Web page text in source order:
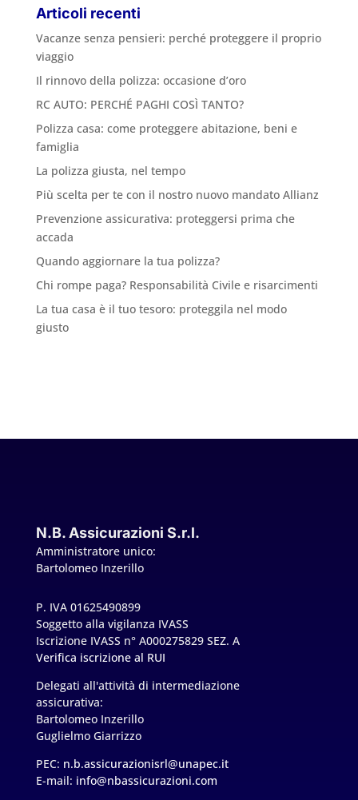
Articoli recenti
Vacanze senza pensieri: perché proteggere il proprio
viaggio
Il rinnovo della polizza: occasione d’oro
RC AUTO: PERCHÉ PAGHI COSÌ TANTO?
Polizza casa: come proteggere abitazione, beni e
famiglia
La polizza giusta, nel tempo
Più scelta per te con il nostro nuovo mandato Allianz
Prevenzione assicurativa: proteggersi prima che
accada
Quando aggiornare la tua polizza?
Chi rompe paga? Responsabilità Civile e risarcimenti
La tua casa è il tuo tesoro: proteggila nel modo
giusto
N.B. Assicurazioni S.r.l.
Amministratore unico:
Bartolomeo Inzerillo
P. IVA 01625490899
Soggetto alla vigilanza IVASS
Iscrizione IVASS n° A000275829 SEZ. A
Verifica iscrizione al RUI
Delegati all'attività di intermediazione
assicurativa:
Bartolomeo Inzerillo
Guglielmo Giarrizzo
PEC: n.b.assicurazionisrl@unapec.it
E-mail: info@nbassicurazioni.com